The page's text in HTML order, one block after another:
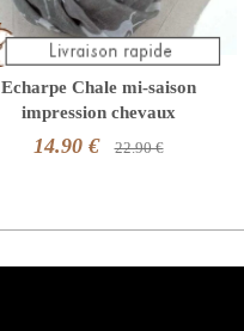
Echarpe Chale mi-saison
impression chevaux
14.90 € 22.90 €